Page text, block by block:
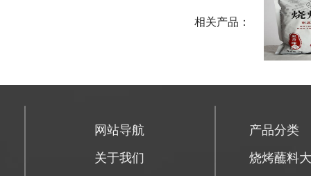
相关产品：
网站导航
关于我们
产品分类
烧烤蘸料